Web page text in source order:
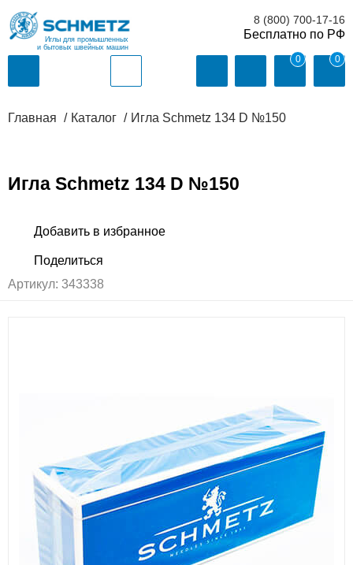
Иглы для промышленных
и бытовых швейных машин
8 (800) 700-17-16
0 0
Главная Каталог Игла Schmetz 134 D №150
Игла Schmetz 134 D №150
Артикул: 343338